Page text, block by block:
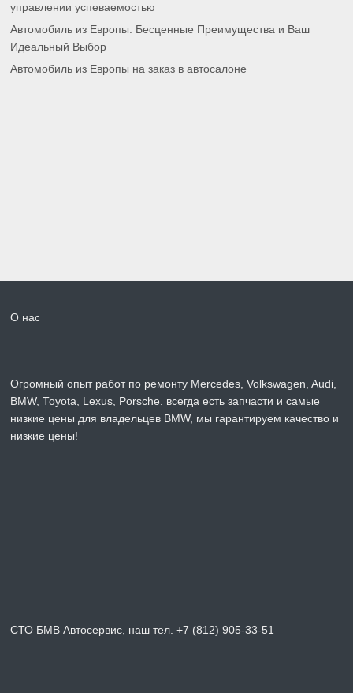
управлении успеваемостью
Автомобиль из Европы: Бесценные Преимущества и Ваш
Идеальный Выбор
Автомобиль из Европы на заказ в автосалоне
О нас
Огромный опыт работ по ремонту Mercedes, Volkswagen, Audi,
BMW, Toyota, Lexus, Porsche. всегда есть запчасти и самые
низкие цены для владельцев BMW, мы гарантируем качество и
низкие цены!
СТО БМВ Автосервис, наш тел. +7 (812) 905-33-51